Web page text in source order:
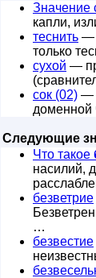
Значение
капли,
теснить —
только
сухой —
сок (02) —
доменной
Следующие
Что такое
насилий,
безветрие
…
безвестие